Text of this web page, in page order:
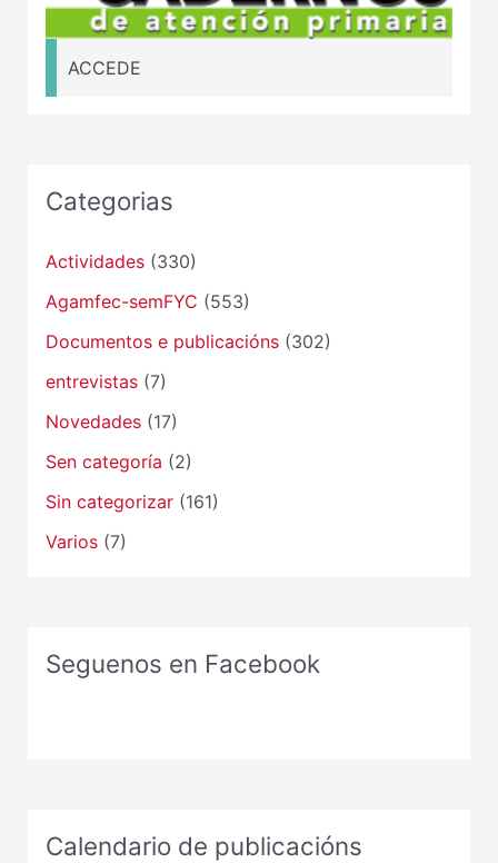
ACCEDE
Categorias
Actividades(330)
Agamfec-semFYC (553)
Documentos e publicacións(302)
entrevistas(7)
Novedades(17)
Sen categoría (2)
Sin categorizar(161)
Varios(7)
Seguenos en Facebook
Calendario de publicacións